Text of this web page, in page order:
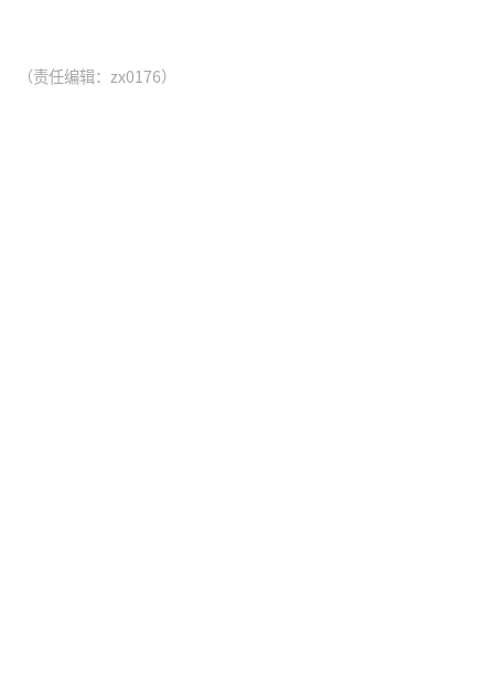
（责任编辑：zx0176）